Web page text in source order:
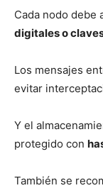
Cada nodo debe
digitales o
Los mensajes
evitar
Y el
protegido con
También se